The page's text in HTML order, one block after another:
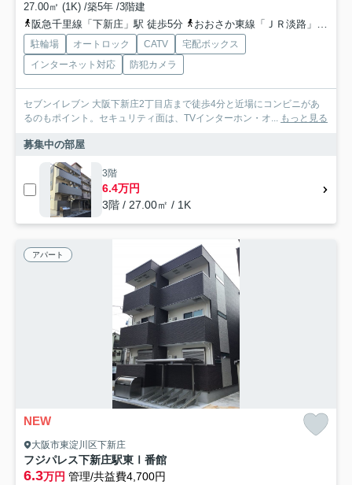
27.00㎡ (1K) /築5年 /3階建
阪急千里線「下新庄」駅 徒歩5分
おおさか東線「ＪＲ淡路」駅 徒歩8分
駐輪場 オートロック CATV
宅配ボックス
インターネット対応
防犯カメラ
セブンイレブン 大阪下新庄2丁目店まで徒歩4分と近場にコンビニがあ
るのもポイント。セキュリティ面は、TVインターホン・オ... もっと見る
募集中の部屋
3階
6.4万円
3階 / 27.00㎡ / 1K
アパート
NEW
大阪市東淀川区下新庄
フジパレス下新庄駅東Ⅰ番館
6.3万円 管理/共益費4,700円